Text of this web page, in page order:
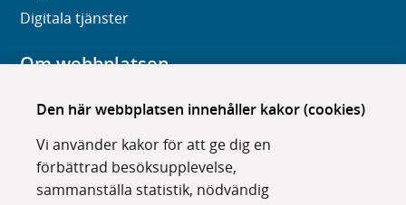
Den här webbplatsen innehåller kakor (cookies)
Vi använder kakor för att ge dig en
förbättrad besöksupplevelse,
sammanställa statistik, nödvändig
Digitala tjänster
Om webbplatsen
Om karolinska.se
Tillgänglighet
Om cookies